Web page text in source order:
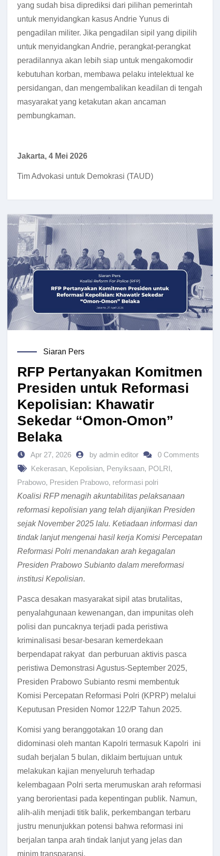
yang sudah bisa diprediksi dari pilihan pemerintah
untuk menyidangkan kasus Andrie Yunus di
pengadilan militer. Jika pengadilan sipil yang dipilih
untuk menyidangkan Andrie, perangkat-perangkat
peradilannya akan lebih siap untuk mengakomodir
kebutuhan korban, membawa pelaku intelektual ke
persidangan, dan mengembalikan keadilan di tengah
masyarakat yang ketakutan akan ancaman
pembungkaman.
Jakarta, 4 Mei 2026
Tim Advokasi untuk Demokrasi (TAUD)
Siaran Pers
RFP Pertanyakan Komitmen
Presiden untuk Reformasi
Kepolisian: Khawatir
Sekedar “Omon-Omon”
Belaka
Apr 27, 2026 by admin editor
0 Comments
Kekerasan, Kepolisian, Penyiksaan, POLRI,
Prabowo, Presiden Prabowo, reformasi polri
Koalisi RFP menagih akuntabilitas pelaksanaan
reformasi kepolisian yang telah dijanjikan Presiden
sejak November 2025 lalu. Ketiadaan informasi dan
tindak lanjut mengenai hasil kerja Komisi Percepatan
Reformasi Polri menandakan arah kegagalan
Presiden Prabowo Subianto dalam mereformasi
institusi Kepolisian.
Pasca desakan masyarakat sipil atas brutalitas,
penyalahgunaan kewenangan, dan impunitas oleh
polisi dan puncaknya terjadi pada peristiwa
kriminalisasi besar-besaran kemerdekaan
berpendapat rakyat dan perburuan aktivis pasca
peristiwa Demonstrasi Agustus-September 2025,
Presiden Prabowo Subianto resmi membentuk
Komisi Percepatan Reformasi Polri (KPRP) melalui
Keputusan Presiden Nomor 122/P Tahun 2025.
Komisi yang beranggotakan 10 orang dan
didominasi oleh mantan Kapolri termasuk Kapolri ini
sudah berjalan 5 bulan, diklaim bertujuan untuk
melakukan kajian menyeluruh terhadap
kelembagaan Polri serta merumuskan arah reformasi
yang berorientasi pada kepentingan publik. Namun,
alih-alih menjadi titik balik, perkembangan terbaru
justru menunjukkan potensi bahwa reformasi ini
berjalan tanpa arah tindak lanjut yang jelas dan
minim transparansi.